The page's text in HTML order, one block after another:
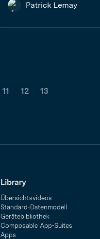
Patrick Lemay
11 12 13
Library
Übersichtsvideos
Standard-Datenmodell
Gerätebibliothek
Composable App-Suites
Apps